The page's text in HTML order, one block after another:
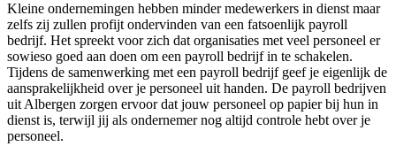
Kleine ondernemingen hebben minder medewerkers in dienst maar
zelfs zij zullen profijt ondervinden van een fatsoenlijk payroll
bedrijf. Het spreekt voor zich dat organisaties met veel personeel er
sowieso goed aan doen om een payroll bedrijf in te schakelen.
Tijdens de samenwerking met een payroll bedrijf geef je eigenlijk de
aansprakelijkheid over je personeel uit handen. De payroll bedrijven
uit Albergen zorgen ervoor dat jouw personeel op papier bij hun in
dienst is, terwijl jij als ondernemer nog altijd controle hebt over je
personeel.